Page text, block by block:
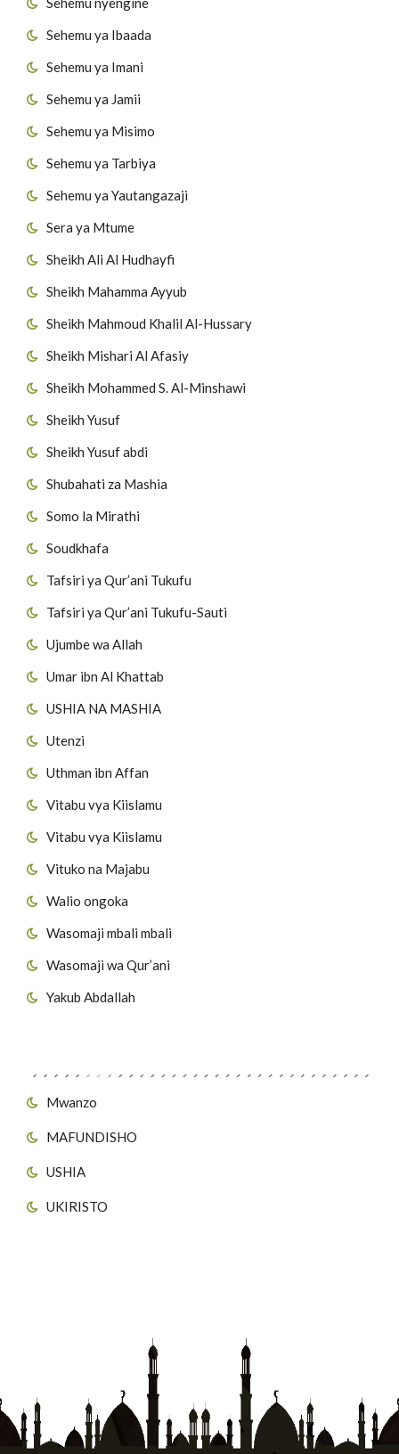
Sehemu ya Ibaada
Sehemu ya Imani
Sehemu ya Jamii
Sehemu ya Misimo
Sehemu ya Tarbiya
Sehemu ya Yautangazaji
Sera ya Mtume
Sheikh Ali Al Hudhayfi
Sheikh Mahamma Ayyub
Sheikh Mahmoud Khalil Al-Hussary
Sheikh Mishari Al Afasiy
Sheikh Mohammed S. Al-Minshawi
Sheikh Yusuf
Sheikh Yusuf abdi
Shubahati za Mashia
Somo la Mirathi
Soudkhafa
Tafsiri ya Qur’ani Tukufu
Tafsiri ya Qur’ani Tukufu-Sauti
Ujumbe wa Allah
Umar ibn Al Khattab
USHIA NA MASHIA
Utenzi
Uthman ibn Affan
Vitabu vya Kiislamu
Vitabu vya Kiislamu
Vituko na Majabu
Walio ongoka
Wasomaji mbali mbali
Wasomaji wa Qur’ani
Yakub Abdallah
Mwanzo
MAFUNDISHO
USHIA
UKIRISTO